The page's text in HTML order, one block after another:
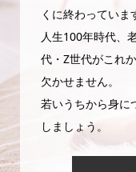
くに終わっていま
人生100年時代、
代・Z世代がこれ
欠かせません。
若いうちから身に
しましょう。